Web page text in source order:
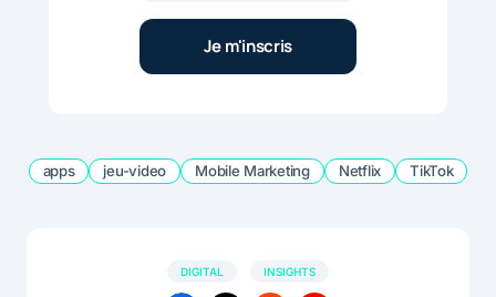
apps jeu-video Mobile Marketing Netflix TikTok
DIGITAL INSIGHTS